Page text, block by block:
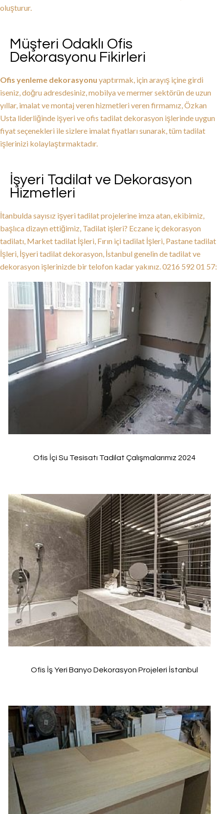
oluşturur.
Müşteri Odaklı Ofis
Dekorasyonu Fikirleri
Ofis yenleme dekorasyonu yaptırmak, için arayış içine girdi
iseniz, doğru adresdesiniz, mobilya ve mermer sektörün de uzun
yıllar, imalat ve montaj veren hizmetleri veren firmamız, Özkan
Usta liderliğinde işyeri ve ofis tadilat dekorasyon işlerinde uygun
fiyat seçenekleri ile sizlere imalat fiyatları sunarak, tüm tadilat
işlerinizi kolaylaştırmaktadır.
İşyeri Tadilat ve Dekorasyon
Hizmetleri
İtanbulda sayısız işyeri tadilat projelerine imza atan, ekibimiz,
başlıca dizayn ettiğimiz, Tadilat işleri? Eczane iç dekorasyon
tadilatı, Market tadilat İşleri, Fırın içi tadilat İşleri, Pastane tadilat
İşleri, İşyeri tadilat dekorasyon, İstanbul genelin de tadilat ve
dekorasyon işlerinizde bir telofon kadar yakınız. 0216 592 01 57:
Ofis İçi Su Tesisatı Tadilat Çalışmalarımız 2024
Ofis İş Yeri Banyo Dekorasyon Projeleri İstanbul